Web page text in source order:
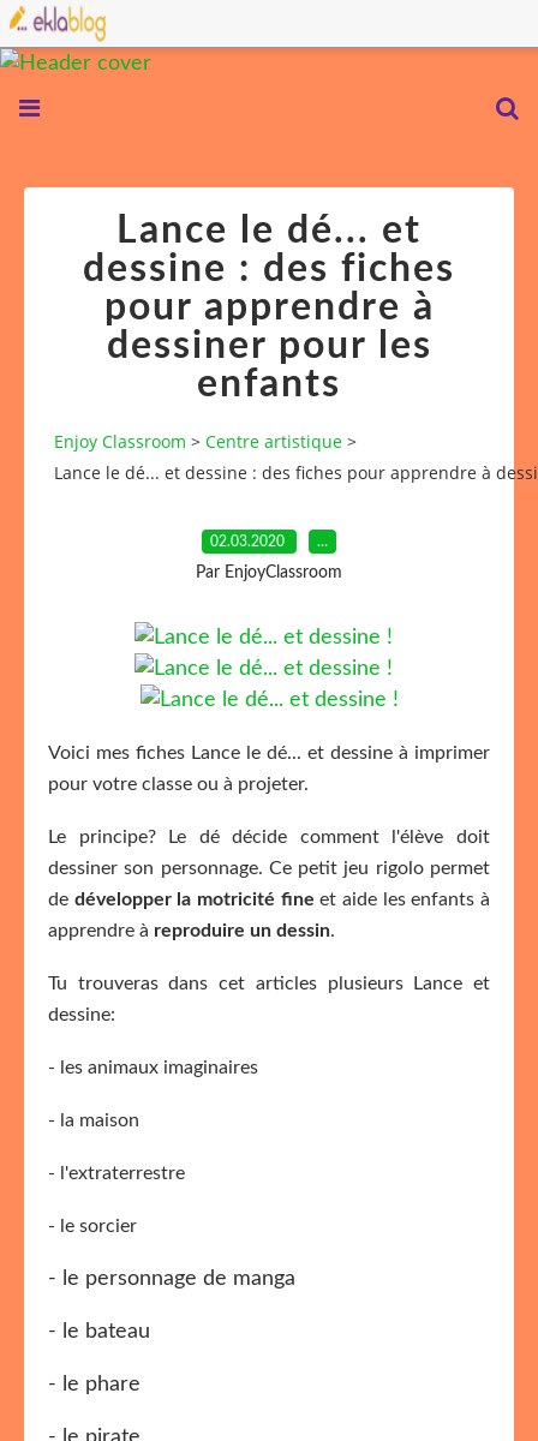
Lance le dé... et
dessine : des fiches
pour apprendre à
dessiner pour les
enfants
Enjoy Classroom > Centre artistique >
Lance le dé... et dessine : des fiches pour apprendre à
02.03.2020 …
Par EnjoyClassroom
Voici mes fiches Lance le dé... et dessine à imprimer
pour votre classe ou à projeter.
Le principe? Le dé décide comment l'élève doit
dessiner son personnage. Ce petit jeu rigolo permet
de développer la motricité fine et aide les enfants à
apprendre à reproduire un dessin.
Tu trouveras dans cet articles plusieurs Lance et
dessine:
- les animaux imaginaires
- la maison
- l'extraterrestre
- le sorcier
- le personnage de manga
- le bateau
- le phare